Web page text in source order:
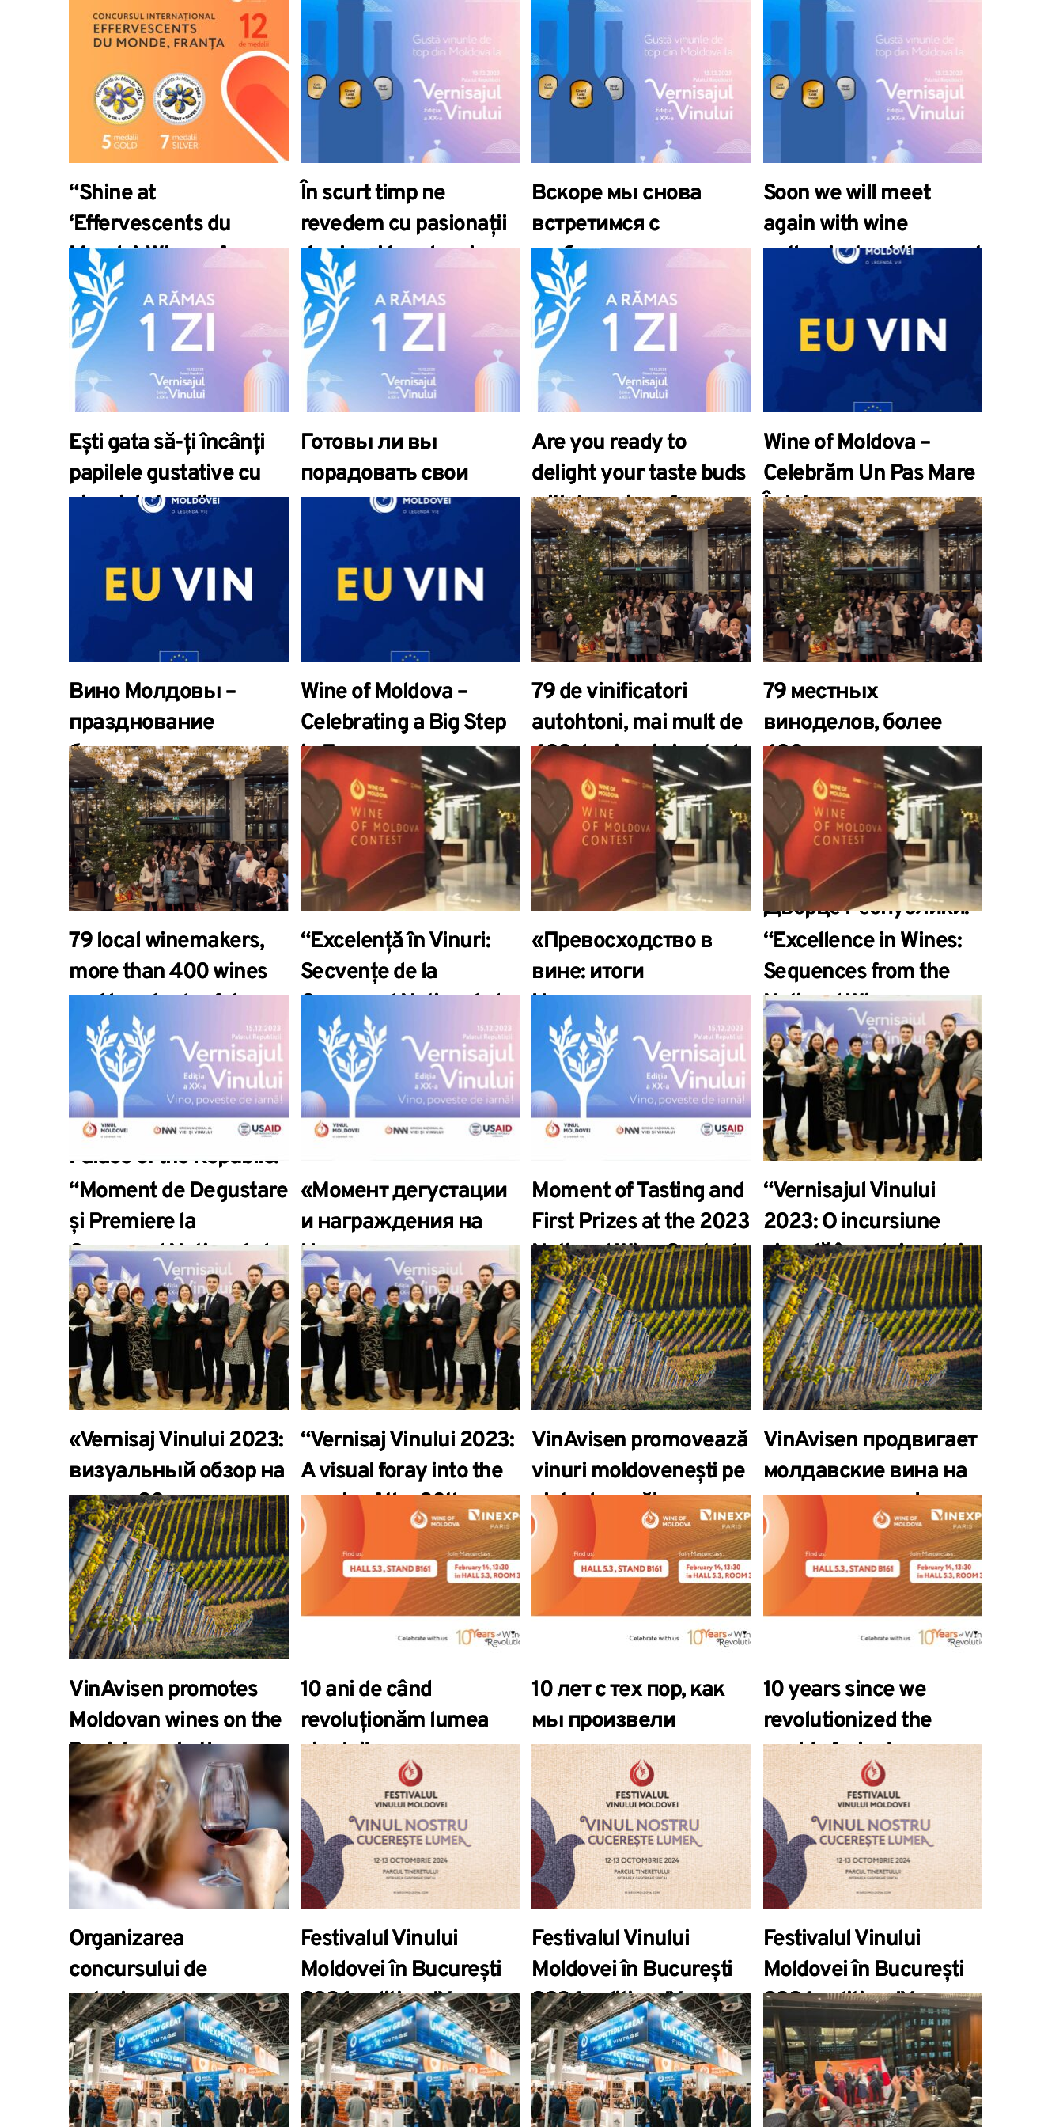
“Shine at
‘Effervescents du
Monde’: Wines of
Moldova, Recognized
with 5 Gold and 7 Silver
Medals”
În scurt timp ne
revedem cu pasionații
de vinuri la cel mai
așteptat eveniment
vinicol al iernii –
Vernisajul Vinului,
ediția a XX-a.
Вскоре мы снова
встретимся с
любителями вина на
самом ожидаемом
винном мероприятии
зимы – Вернисаже
вин, 20-м выпуске.
Soon we will meet
again with wine
enthusiasts at the most
the winter – the Wine
Vernissage, the 20th
Ești gata să-ți încânți
papilele gustative cu
vinuri de top din
Готовы ли вы
порадовать свои
вкусовые рецепторы
Молдовы?
Are you ready to
delight your taste buds
with top wines from
Moldova?
Wine of Moldova –
Celebrăm Un Pas Mare
În Integrarea
Europeană.
Вино Молдовы –
празднование
большого шага в
европейской
интеграции.
Wine of Moldova –
Celebrating a Big Step
in European
Integration.
79 de vinificatori
autohtoni, mai mult de
400 de vinuri și sute de
oaspeți dragi a reunit la
Palatul Republicii ediția
de iarnă a Vernisajului
Vinului.
79 местных
виноделов, более
400 вин и сотни
дорогих гостей
собрали зимний
выпуск Винного
Вернисажа во
Дворце Республики.
79 local winemakers,
more than 400 wines
and hundreds of dear
guests brought
together the winter
edition of the Wine
Vernissage at the
Palace of the Republic.
“Excelență în Vinuri:
Secvențe de la
Concursul Național al
Vinului Moldovei
2023”.
«Превосходство в
вине: итоги
Национального
конкурса вин
Молдовы 2023».
“Excellence in Wines:
Sequences from the
National Wine
Competition of Moldova
2023”.
“Moment de Degustare
și Premiere la
Concursul Național al
Vinului Moldovei
2023”.
«Момент дегустации
и награждения на
Национальном
конкурсе вин
Молдовы 2023».
Moment of Tasting and
First Prizes at the 2023
National Wine Contest
of Moldova”.
“Vernisajul Vinului
2023: O incursiune
vizuală în magia celei
de-a XX-a ediții”.
«Vernisaj Vinului 2023:
визуальный обзор на
магию 20-го
издания».
“Vernisaj Vinului 2023:
A visual foray into the
magic of the 20th
edition”.
VinAvisen promovează
vinuri moldovenești pe
piața daneză!
VinAvisen продвигает
молдавские вина на
датском рынке!
VinAvisen promotes
Moldovan wines on the
Danish market!
10 ani de când
revoluționăm lumea
vinului!
10 лет с тех пор, как
мы произвели
революцию в мире
вина!
10 years since we
revolutionized the
world of wine!
Organizarea
concursului de
autorizare a
degustătorilor de
produse vitivinicole
Festivalul Vinului
Moldovei în București
2024, ediția a IV-a
Festivalul Vinului
Moldovei în București
2024, ediția a IV-a
Festivalul Vinului
Moldovei în București
2024, ediția a IV-a